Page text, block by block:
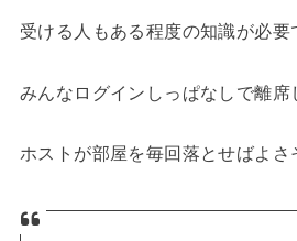
受ける人もある程度の知識が必要
みんなログインしっぱなしで離席
ホストが部屋を毎回落とせばよさ